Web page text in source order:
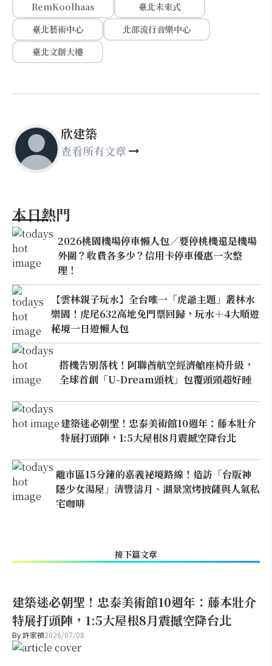
RemKoolhaas
臺北未來式
臺北藝術中心
北部流行音樂中心
臺北文創大樓
欣建築
查看所有文章
本日熱門
2026桃園機場停車懶人包／要停桃機還是機場
外圍？收費各多少？信用卡停車優惠一次整
理！
【雲林親子玩水】全台唯一「虎爺主題」叢林水
樂園！虎尾632高地免門票回歸，玩水＋4大順遊
秘境一日遊懶人包
搭機告別落枕！阿聯酋航空經濟艙座椅升級，
全球首創「U-Dream頭枕」包覆頭頸超好睡
建築迷必朝聖！忠泰美術館10週年：藤本壯介
特展打頭陣，1:5大屋根8月震撼空降台北
離市區15分鐘的嘉義祕境路線！造訪「台版神
隱少女湯屋」清豐濤月、湖景窯烤披薩與人氣私
宅咖啡
接下篇文章
建築迷必朝聖！忠泰美術館10週年：藤本壯介
特展打頭陣，1:5大屋根8月震撼空降台北
By許家禎2026/07/08